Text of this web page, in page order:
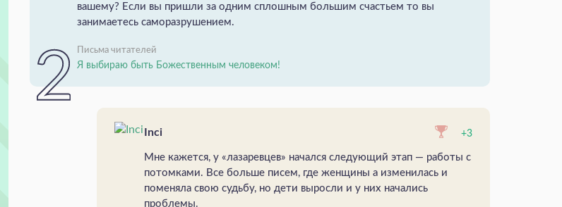
вашему? Если вы пришли за одним сплошным большим счастьем то вы
занимаетесь саморазрушением.
Письма читателей
Я выбираю быть Божественным человеком!
Inci +3
Мне кажется, у «лазаревцев» начался следующий этап — работы с
потомками. Все больше писем, где женщины а изменилась и
поменяла свою судьбу, но дети выросли и у них начались
проблемы.